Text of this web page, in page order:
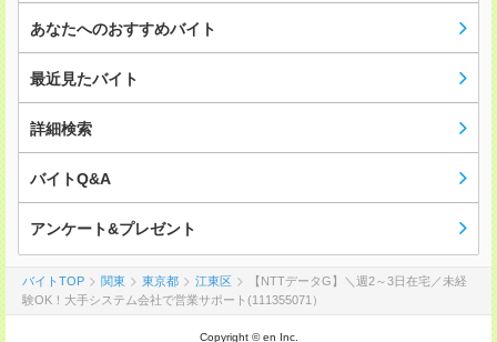
あなたへのおすすめバイト
最近見たバイト
詳細検索
バイトQ&A
アンケート&プレゼント
バイトTOP 関東 東京都 江東区
【NTTデータG】＼週2～3日在宅／未経
験OK！大手システム会社で営業サポート(111355071）
Copyright © en Inc.